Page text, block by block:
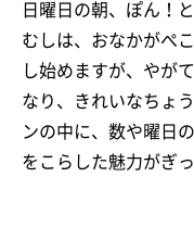
日曜日の朝、ぽん！
むしは、おなかがぺ
し始めますが、やが
なり、きれいなちょ
ンの中に、数や曜日
をこらした魅力がぎ